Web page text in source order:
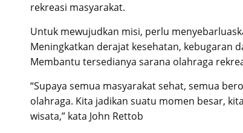
rekreasi masyarakat.
Untuk mewujudkan misi, perlu
Meningkatkan derajat kesehatan, kebugaran
Membantu tersedianya sarana olahraga
“Supaya semua masyarakat sehat, semua
olahraga. Kita jadikan suatu momen besar,
wisata,” kata John Rettob